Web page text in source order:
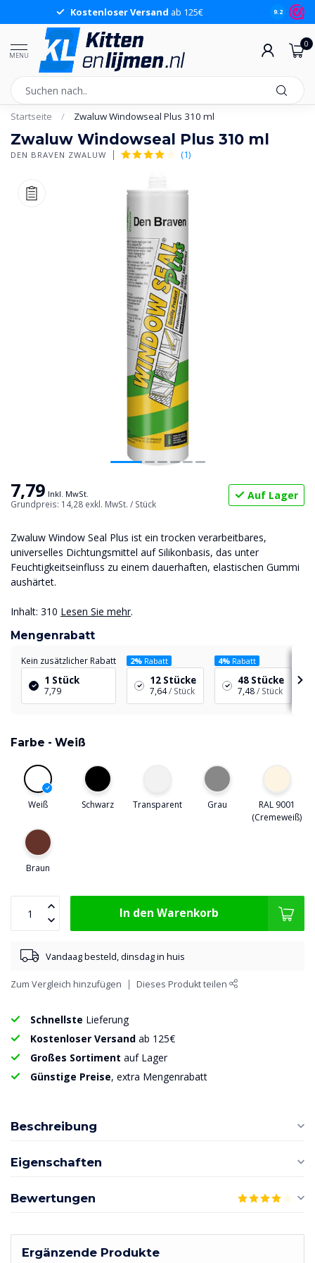
Kostenloser Versand ab 125€ 9.2
MENU
0
Startseite / Zwaluw Windowseal Plus 310 ml
Zwaluw Windowseal Plus 310 ml
DEN BRAVEN ZWALUW (1)
7,79 Inkl. MwSt.
Grundpreis: 14,28 exkl. MwSt. / Stück
Auf Lager
Zwaluw Window Seal Plus ist ein trocken verarbeitbares,
universelles Dichtungsmittel auf Silikonbasis, das unter
Feuchtigkeitseinfluss zu einem dauerhaften, elastischen Gummi
aushärtet.
Inhalt: 310 Lesen Sie mehr.
Mengenrabatt
Kein zusätzlicher Rabatt
1 Stück
7,79
2% Rabatt
12 Stücke
7,64/ Stück
4% Rabatt
48 Stücke
7,48/ Stück
Farbe - Weiß
Weiß Schwarz Transparent Grau
RAL 9001
(Cremeweiß)
Braun
In den Warenkorb
Vandaag besteld, dinsdag in huis
Zum Vergleich hinzufügen Dieses Produkt teilen
Schnellste Lieferung
Kostenloser Versand ab 125€
Großes Sortiment auf Lager
Günstige Preise, extra Mengenrabatt
Beschreibung
Eigenschaften
Bewertungen
Ergänzende Produkte